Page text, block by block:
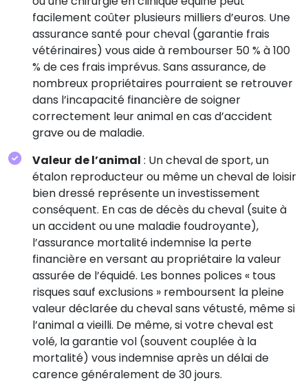
facilement coûter plusieurs milliers d’euros. Une
assurance santé pour cheval (garantie frais
vétérinaires) vous aide à rembourser 50 % à 100
% de ces frais imprévus. Sans assurance, de
nombreux propriétaires pourraient se retrouver
dans l’incapacité financière de soigner
correctement leur animal en cas d’accident
grave ou de maladie.
Valeur de l’animal : Un cheval de sport, un
étalon reproducteur ou même un cheval de loisir
bien dressé représente un investissement
conséquent. En cas de décès du cheval (suite à
un accident ou une maladie foudroyante),
l’assurance mortalité indemnise la perte
financière en versant au propriétaire la valeur
assurée de l’équidé. Les bonnes polices « tous
risques sauf exclusions » remboursent la pleine
valeur déclarée du cheval sans vétusté, même si
l’animal a vieilli. De même, si votre cheval est
volé, la garantie vol (souvent couplée à la
mortalité) vous indemnise après un délai de
carence généralement de 30 jours.